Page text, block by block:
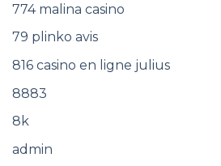
774 malina casino
79 plinko avis
816 casino en ligne julius
8883
8k
admin